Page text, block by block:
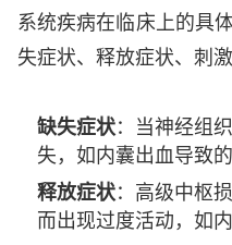
系统疾病在临床上的具
失症状、释放症状、刺
缺失症状：当神经组
失，如内囊出血导致
释放症状：高级中枢
而出现过度活动，如